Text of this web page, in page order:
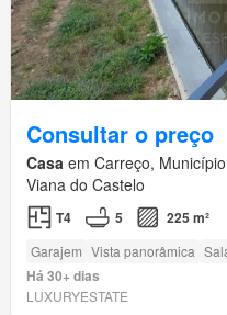
Consultar o preço
Casa em Carreço,
Viana do Castelo
T4 5 225 m²
Garajem Vista panorâmica
Há 30+ dias
LUXURYESTATE